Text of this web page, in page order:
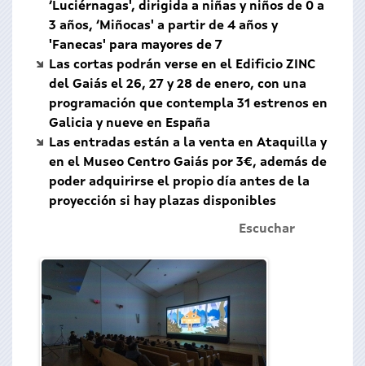
‘Luciérnagas', dirigida a niñas y niños de 0 a
3 años, ‘Miñocas' a partir de 4 años y
'Fanecas' para mayores de 7
Las cortas podrán verse en el Edificio ZINC
del Gaiás el 26, 27 y 28 de enero, con una
programación que contempla 31 estrenos en
Galicia y nueve en España
Las entradas están a la venta en Ataquilla y
en el Museo Centro Gaiás por 3€, además de
poder adquirirse el propio día antes de la
proyección si hay plazas disponibles
Escuchar